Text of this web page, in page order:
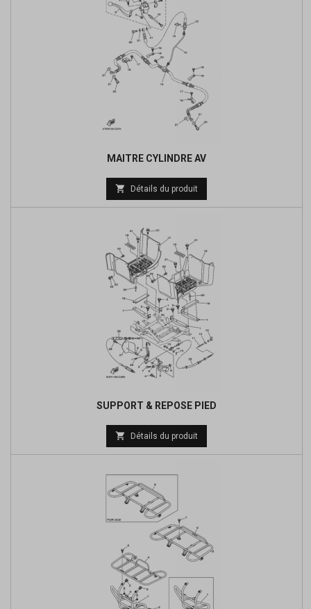
MAITRE CYLINDRE AV
Prix
de
 Détails du produit
SUPPORT & REPOSE PIED
Prix
de
 Détails du produit